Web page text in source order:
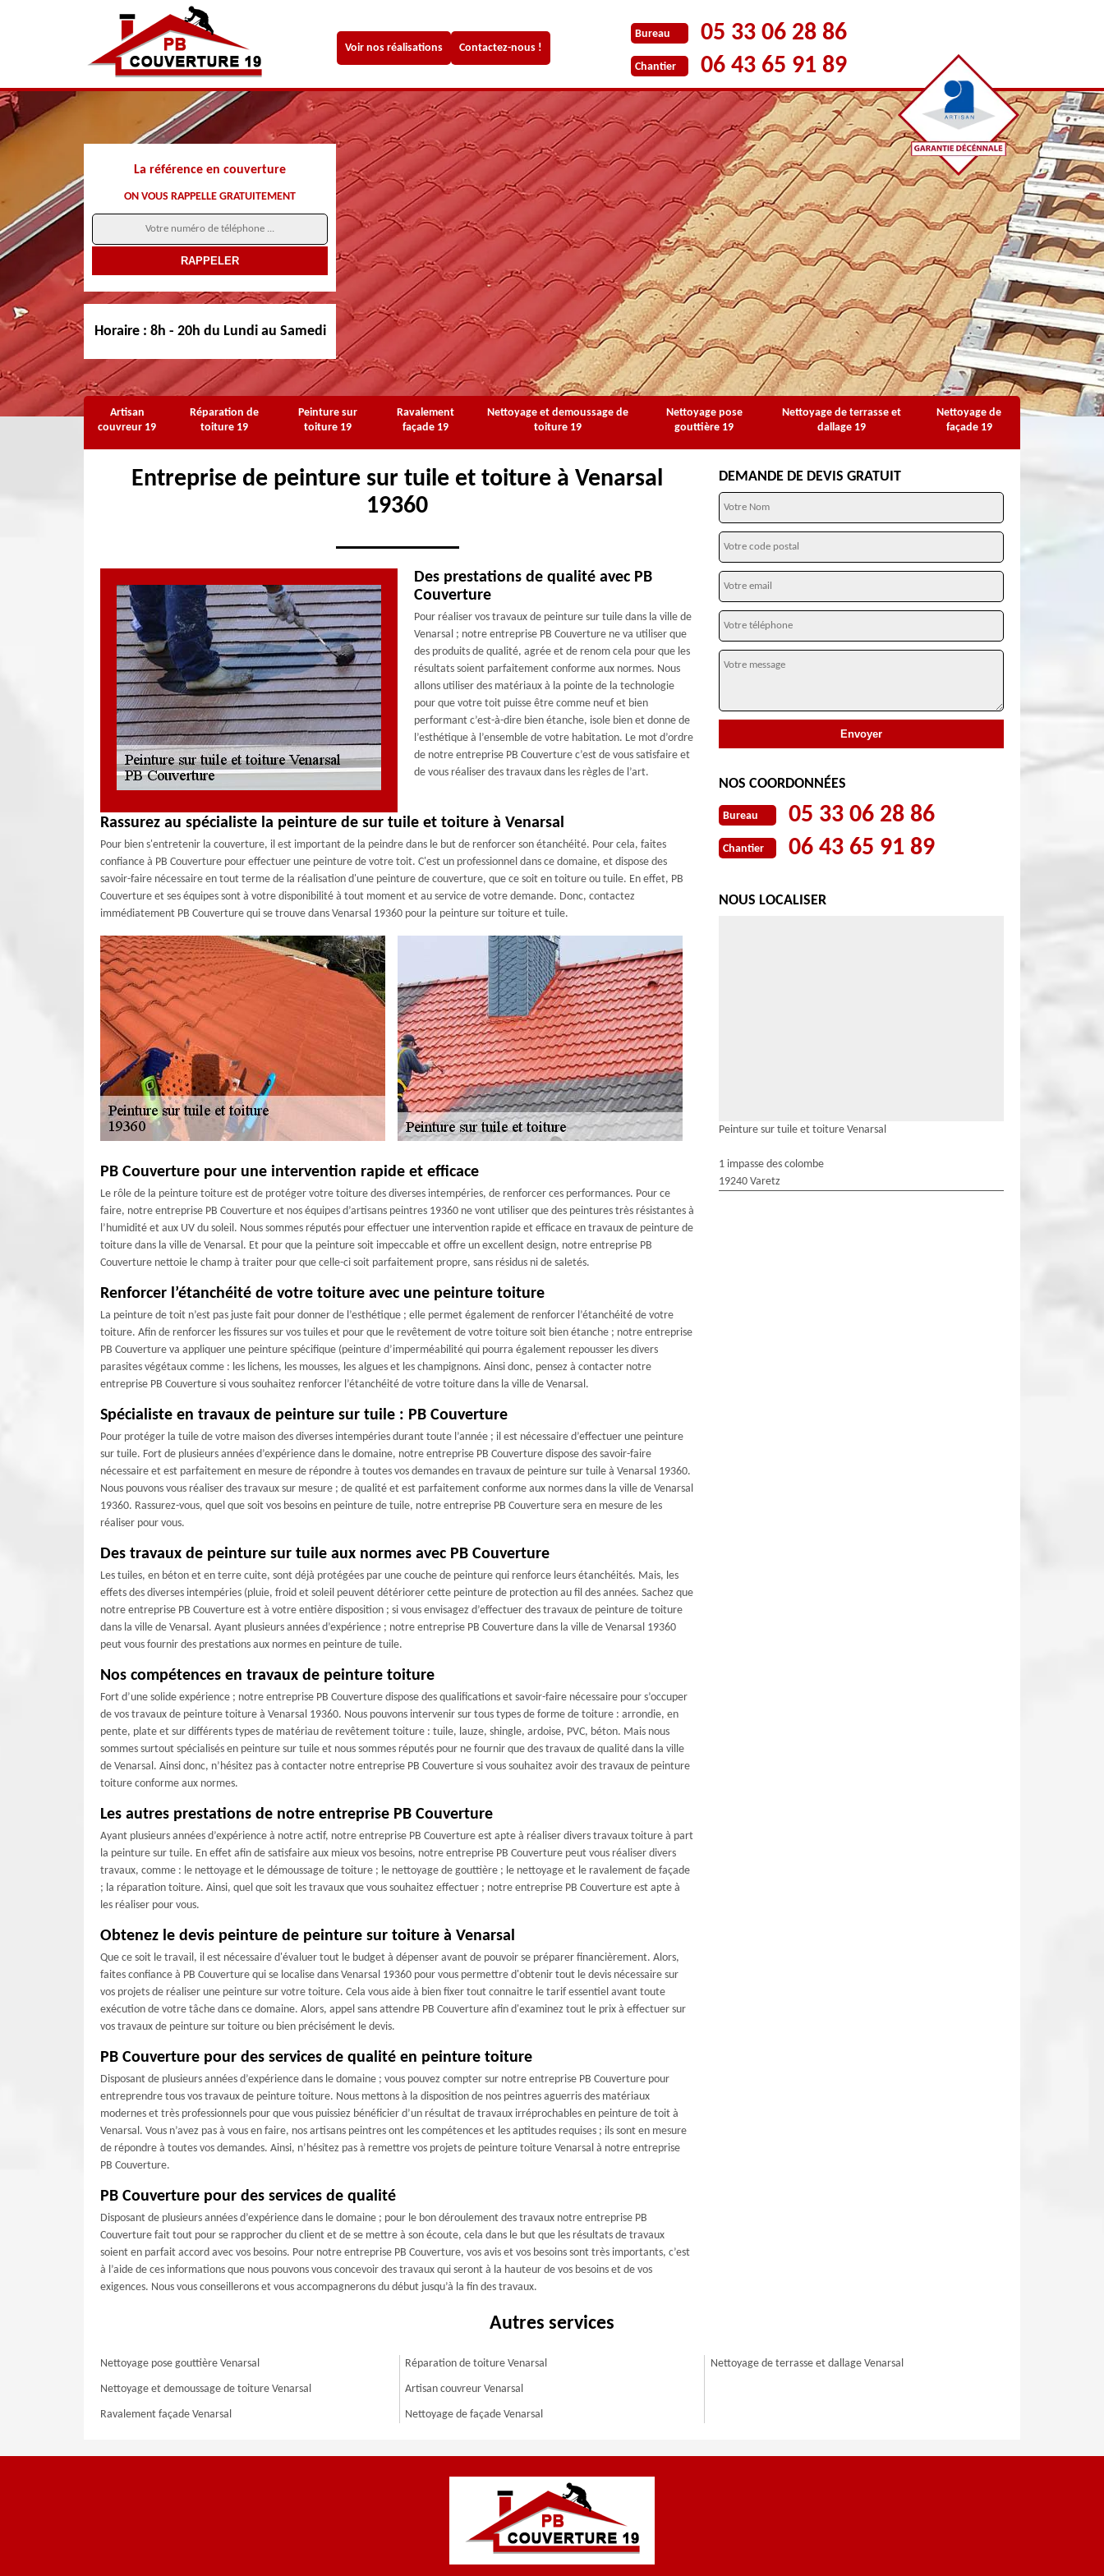
Voir nos réalisations Contactez-nous !
Bureau 05 33 06 28 86
Chantier 06 43 65 91 89
La référence en couverture
ON VOUS RAPPELLE GRATUITEMENT
Horaire : 8h - 20h du Lundi au Samedi
Artisan
couvreur 19
Réparation de
toiture 19
Peinture sur
toiture 19
Ravalement
façade 19
Nettoyage et demoussage de
toiture 19
Nettoyage pose
gouttière 19
Nettoyage de terrasse et
dallage 19
Nettoyage de
façade 19
Entreprise de peinture sur tuile et toiture à Venarsal
19360
Des prestations de qualité avec PB
Couverture
Pour réaliser vos travaux de peinture sur tuile dans la ville de
Venarsal ; notre entreprise PB Couverture ne va utiliser que
des produits de qualité, agrée et de renom cela pour que les
résultats soient parfaitement conforme aux normes. Nous
allons utiliser des matériaux à la pointe de la technologie
pour que votre toit puisse être comme neuf et bien
performant c’est-à-dire bien étanche, isole bien et donne de
l’esthétique à l’ensemble de votre habitation. Le mot d’ordre
de notre entreprise PB Couverture c’est de vous satisfaire et
de vous réaliser des travaux dans les règles de l’art.
Rassurez au spécialiste la peinture de sur tuile et toiture à Venarsal
Pour bien s'entretenir la couverture, il est important de la peindre dans le but de renforcer son étanchéité. Pour cela, faites
confiance à PB Couverture pour effectuer une peinture de votre toit. C'est un professionnel dans ce domaine, et dispose des
savoir-faire nécessaire en tout terme de la réalisation d'une peinture de couverture, que ce soit en toiture ou tuile. En effet, PB
Couverture et ses équipes sont à votre disponibilité à tout moment et au service de votre demande. Donc, contactez
immédiatement PB Couverture qui se trouve dans Venarsal 19360 pour la peinture sur toiture et tuile.
PB Couverture pour une intervention rapide et efficace
Le rôle de la peinture toiture est de protéger votre toiture des diverses intempéries, de renforcer ces performances. Pour ce
faire, notre entreprise PB Couverture et nos équipes d’artisans peintres 19360 ne vont utiliser que des peintures très résistantes à
l’humidité et aux UV du soleil. Nous sommes réputés pour effectuer une intervention rapide et efficace en travaux de peinture de
toiture dans la ville de Venarsal. Et pour que la peinture soit impeccable et offre un excellent design, notre entreprise PB
Couverture nettoie le champ à traiter pour que celle-ci soit parfaitement propre, sans résidus ni de saletés.
Renforcer l’étanchéité de votre toiture avec une peinture toiture
La peinture de toit n’est pas juste fait pour donner de l’esthétique ; elle permet également de renforcer l’étanchéité de votre
toiture. Afin de renforcer les fissures sur vos tuiles et pour que le revêtement de votre toiture soit bien étanche ; notre entreprise
PB Couverture va appliquer une peinture spécifique (peinture d’imperméabilité qui pourra également repousser les divers
parasites végétaux comme : les lichens, les mousses, les algues et les champignons. Ainsi donc, pensez à contacter notre
entreprise PB Couverture si vous souhaitez renforcer l’étanchéité de votre toiture dans la ville de Venarsal.
Spécialiste en travaux de peinture sur tuile : PB Couverture
Pour protéger la tuile de votre maison des diverses intempéries durant toute l’année ; il est nécessaire d’effectuer une peinture
sur tuile. Fort de plusieurs années d’expérience dans le domaine, notre entreprise PB Couverture dispose des savoir-faire
nécessaire et est parfaitement en mesure de répondre à toutes vos demandes en travaux de peinture sur tuile à Venarsal 19360.
Nous pouvons vous réaliser des travaux sur mesure ; de qualité et est parfaitement conforme aux normes dans la ville de Venarsal
19360. Rassurez-vous, quel que soit vos besoins en peinture de tuile, notre entreprise PB Couverture sera en mesure de les
réaliser pour vous.
Des travaux de peinture sur tuile aux normes avec PB Couverture
Les tuiles, en béton et en terre cuite, sont déjà protégées par une couche de peinture qui renforce leurs étanchéités. Mais, les
effets des diverses intempéries (pluie, froid et soleil peuvent détériorer cette peinture de protection au fil des années. Sachez que
notre entreprise PB Couverture est à votre entière disposition ; si vous envisagez d’effectuer des travaux de peinture de toiture
dans la ville de Venarsal. Ayant plusieurs années d’expérience ; notre entreprise PB Couverture dans la ville de Venarsal 19360
peut vous fournir des prestations aux normes en peinture de tuile.
Nos compétences en travaux de peinture toiture
Fort d’une solide expérience ; notre entreprise PB Couverture dispose des qualifications et savoir-faire nécessaire pour s’occuper
de vos travaux de peinture toiture à Venarsal 19360. Nous pouvons intervenir sur tous types de forme de toiture : arrondie, en
pente, plate et sur différents types de matériau de revêtement toiture : tuile, lauze, shingle, ardoise, PVC, béton. Mais nous
sommes surtout spécialisés en peinture sur tuile et nous sommes réputés pour ne fournir que des travaux de qualité dans la ville
de Venarsal. Ainsi donc, n’hésitez pas à contacter notre entreprise PB Couverture si vous souhaitez avoir des travaux de peinture
toiture conforme aux normes.
Les autres prestations de notre entreprise PB Couverture
Ayant plusieurs années d’expérience à notre actif, notre entreprise PB Couverture est apte à réaliser divers travaux toiture à part
la peinture sur tuile. En effet afin de satisfaire aux mieux vos besoins, notre entreprise PB Couverture peut vous réaliser divers
travaux, comme : le nettoyage et le démoussage de toiture ; le nettoyage de gouttière ; le nettoyage et le ravalement de façade
; la réparation toiture. Ainsi, quel que soit les travaux que vous souhaitez effectuer ; notre entreprise PB Couverture est apte à
les réaliser pour vous.
Obtenez le devis peinture de peinture sur toiture à Venarsal
Que ce soit le travail, il est nécessaire d'évaluer tout le budget à dépenser avant de pouvoir se préparer financièrement. Alors,
faites confiance à PB Couverture qui se localise dans Venarsal 19360 pour vous permettre d'obtenir tout le devis nécessaire sur
vos projets de réaliser une peinture sur votre toiture. Cela vous aide à bien fixer tout connaitre le tarif essentiel avant toute
exécution de votre tâche dans ce domaine. Alors, appel sans attendre PB Couverture afin d'examinez tout le prix à effectuer sur
vos travaux de peinture sur toiture ou bien précisément le devis.
PB Couverture pour des services de qualité en peinture toiture
Disposant de plusieurs années d’expérience dans le domaine ; vous pouvez compter sur notre entreprise PB Couverture pour
entreprendre tous vos travaux de peinture toiture. Nous mettons à la disposition de nos peintres aguerris des matériaux
modernes et très professionnels pour que vous puissiez bénéficier d’un résultat de travaux irréprochables en peinture de toit à
Venarsal. Vous n’avez pas à vous en faire, nos artisans peintres ont les compétences et les aptitudes requises ; ils sont en mesure
de répondre à toutes vos demandes. Ainsi, n’hésitez pas à remettre vos projets de peinture toiture Venarsal à notre entreprise
PB Couverture.
PB Couverture pour des services de qualité
Disposant de plusieurs années d’expérience dans le domaine ; pour le bon déroulement des travaux notre entreprise PB
Couverture fait tout pour se rapprocher du client et de se mettre à son écoute, cela dans le but que les résultats de travaux
soient en parfait accord avec vos besoins. Pour notre entreprise PB Couverture, vos avis et vos besoins sont très importants, c’est
à l’aide de ces informations que nous pouvons vous concevoir des travaux qui seront à la hauteur de vos besoins et de vos
exigences. Nous vous conseillerons et vous accompagnerons du début jusqu’à la fin des travaux.
DEMANDE DE DEVIS GRATUIT
NOS COORDONNÉES
Bureau 05 33 06 28 86
Chantier 06 43 65 91 89
NOUS LOCALISER
Peinture sur tuile et toiture Venarsal
1 impasse des colombe
19240 Varetz
Autres services
Nettoyage pose gouttière Venarsal
Nettoyage et demoussage de toiture Venarsal
Ravalement façade Venarsal
Réparation de toiture Venarsal
Artisan couvreur Venarsal
Nettoyage de façade Venarsal
Nettoyage de terrasse et dallage Venarsal